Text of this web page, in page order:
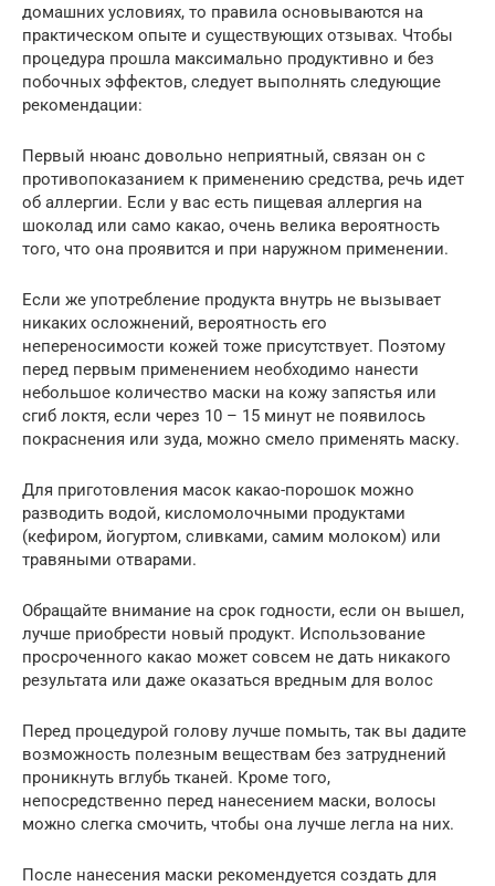
домашних условиях, то правила основываются на
практическом опыте и существующих отзывах. Чтобы
процедура прошла максимально продуктивно и без
побочных эффектов, следует выполнять следующие
рекомендации:
Первый нюанс довольно неприятный, связан он с
противопоказанием к применению средства, речь идет
об аллергии. Если у вас есть пищевая аллергия на
шоколад или само какао, очень велика вероятность
того, что она проявится и при наружном применении.
Если же употребление продукта внутрь не вызывает
никаких осложнений, вероятность его
непереносимости кожей тоже присутствует. Поэтому
перед первым применением необходимо нанести
небольшое количество маски на кожу запястья или
сгиб локтя, если через 10 – 15 минут не появилось
покраснения или зуда, можно смело применять маску.
Для приготовления масок какао-порошок можно
разводить водой, кисломолочными продуктами
(кефиром, йогуртом, сливками, самим молоком) или
травяными отварами.
Обращайте внимание на срок годности, если он вышел,
лучше приобрести новый продукт. Использование
просроченного какао может совсем не дать никакого
результата или даже оказаться вредным для волос
Перед процедурой голову лучше помыть, так вы дадите
возможность полезным веществам без затруднений
проникнуть вглубь тканей. Кроме того,
непосредственно перед нанесением маски, волосы
можно слегка смочить, чтобы она лучше легла на них.
После нанесения маски рекомендуется создать для